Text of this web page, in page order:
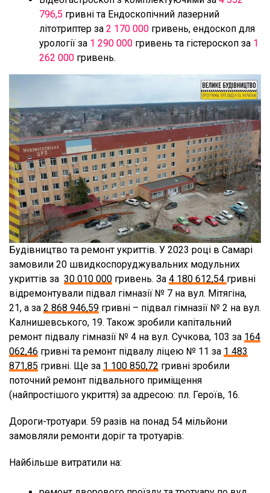
796,5 гривні та Ендоскопічний лазерний
літотриптер за 2 170 000 гривень, ендоскоп для
урології за 1 290 000 гривень та гістероскоп за 1
262 000 гривень.
Будівництво та ремонт укриттів. У 2023 році в Самарі
замовили 20 швидкоспоруджувальних модульних
укриттів за 30 010 000 гривень. За 4 180 612,54 гривні
відремонтували підвал гімназії № 7 на вул. Мітягіна,
21, а за 2 868 946,59 гривні – підвал гімназії № 2 на вул.
Калнишевського, 19. Також зробили капітальний
ремонт підвалу гімназії № 4 на вул. Сучкова, 103 за 164
062,46 гривні та ремонт підвалу ліцею № 11 за 1 483
871,85 гривні. Ще за 1 100 850,72 гривні зробили
поточний ремонт підвального приміщення
(найпростішого укриття) за адресою: пл. Героїв, 16.
Дороги-тротуари. 59 разів на понад 54 мільйони
замовляли ремонти доріг та тротуарів:
Найбільше витратили на: